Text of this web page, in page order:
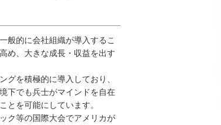
般的に会社組織が導入するこ
め、大きな成長・収益を出す
グを積極的に導入しており、
下でも兵士がマインドを自在
とを可能にしています。
ク等の国際大会でアメリカが